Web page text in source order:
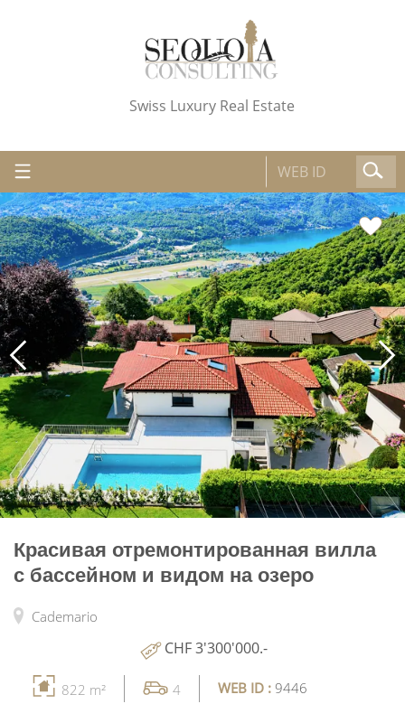
Swiss Luxury Real Estate
Красивая отремонтированная вилла
с бассейном и видом на озеро
Cademario
CHF 3'300'000.-
822 m² 4 WEB ID : 9446